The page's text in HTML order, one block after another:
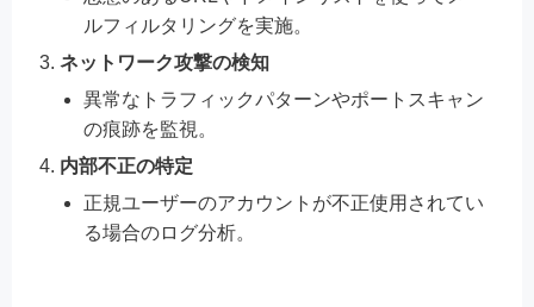
ルフィルタリングを実施。
ネットワーク攻撃の検知
異常なトラフィックパターンやポートスキャン
の痕跡を監視。
内部不正の特定
正規ユーザーのアカウントが不正使用されてい
る場合のログ分析。